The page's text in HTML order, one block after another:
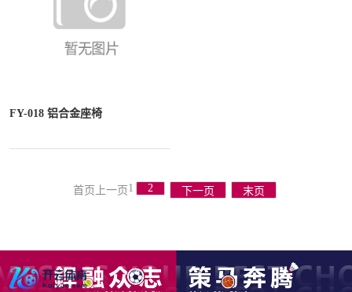
FY-018 铝合金座椅
首页 上一页 1 2 下一页 末页